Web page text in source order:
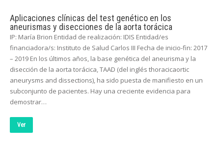
Aplicaciones clínicas del test genético en los
aneurismas y disecciones de la aorta torácica
IP: María Brion Entidad de realización: IDIS Entidad/es
financiadora/s: Instituto de Salud Carlos III Fecha de inicio-fin: 2017
– 2019 En los últimos años, la base genética del aneurisma y la
disección de la aorta torácica, TAAD (del inglés thoracicaortic
aneurysms and dissections), ha sido puesta de manifiesto en un
subconjunto de pacientes. Hay una creciente evidencia para
demostrar…
Ver